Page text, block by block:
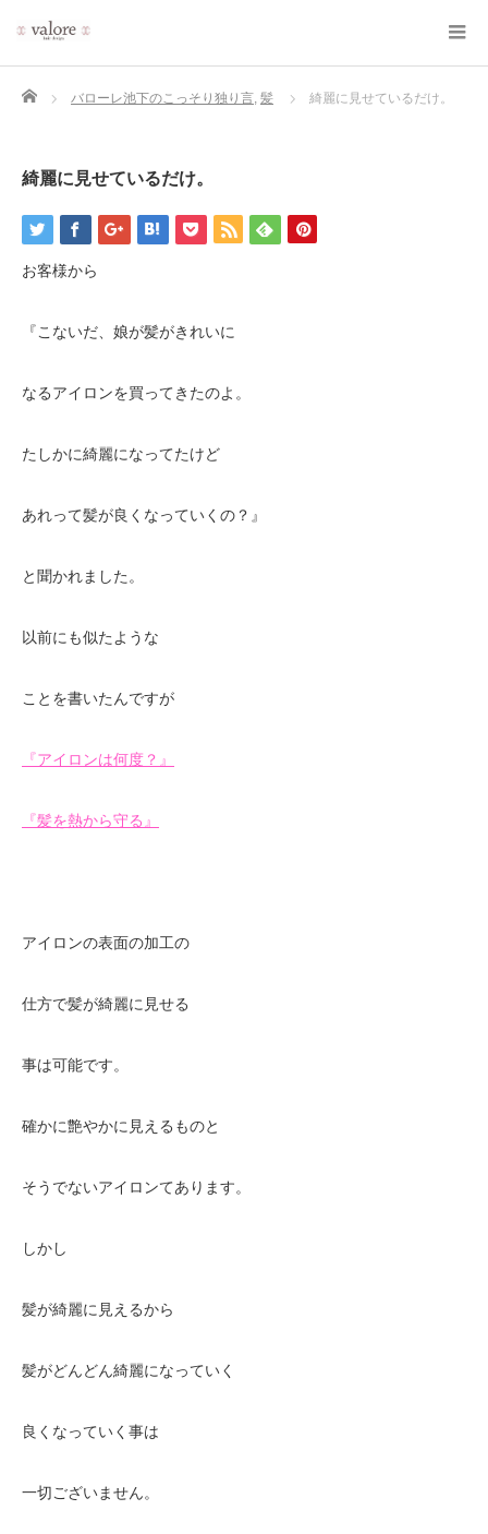
Home バローレ池下のこっそり独り言, 髪 綺麗に見せているだけ。
綺麗に見せているだけ。
お客様から
『こないだ、娘が髪がきれいに
なるアイロンを買ってきたのよ。
たしかに綺麗になってたけど
あれって髪が良くなっていくの？』
と聞かれました。
以前にも似たような
ことを書いたんですが
『アイロンは何度？』
『髪を熱から守る』
アイロンの表面の加工の
仕方で髪が綺麗に見せる
事は可能です。
確かに艶やかに見えるものと
そうでないアイロンてあります。
しかし
髪が綺麗に見えるから
髪がどんどん綺麗になっていく
良くなっていく事は
一切ございません。